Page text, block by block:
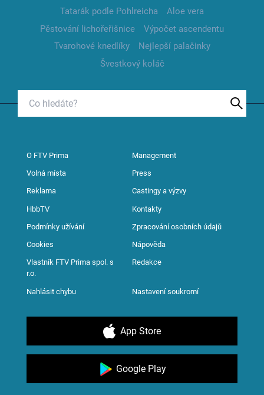
Tatarák podle Pohlreicha
Aloe vera
Pěstování lichořeřišnice
Výpočet ascendentu
Tvarohové knedlíky
Nejlepší palačinky
Švestkový koláč
O FTV Prima Management
Volná místa Press
Reklama Castingy a výzvy
HbbTV Kontakty
Podmínky užívání Zpracování osobních údajů
Cookies Nápověda
Vlastník FTV Prima spol. s
r.o.
Redakce
Nahlásit chybu Nastavení soukromí
App Store
Google Play